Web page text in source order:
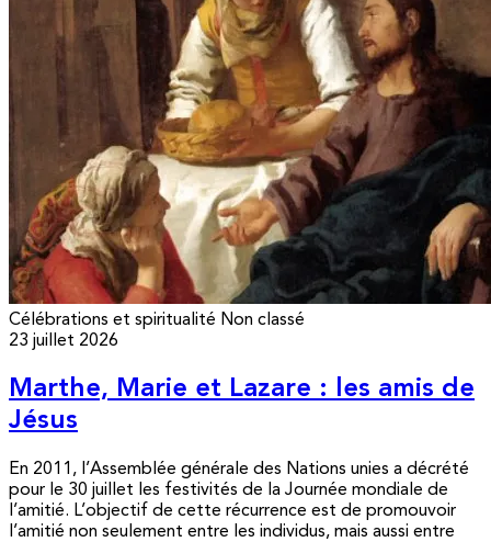
Célébrations et spiritualité Non classé
23 juillet 2026
Marthe, Marie et Lazare : les amis de
Jésus
En 2011, l’Assemblée générale des Nations unies a décrété
pour le 30 juillet les festivités de la Journée mondiale de
l’amitié. L’objectif de cette récurrence est de promouvoir
l’amitié non seulement entre les individus, mais aussi entre